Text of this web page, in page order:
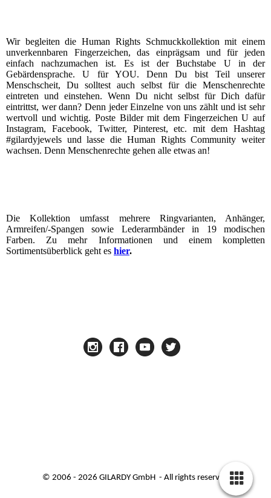
Wir begleiten die Human Rights Schmuckkollektion mit einem
unverkennbaren Fingerzeichen, das einprägsam und für jeden
einfach nachzumachen ist. Es ist der Buchstabe U in der
Gebärdensprache. U für YOU. Denn Du bist Teil unserer
Menschscheit, Du solltest auch selbst für die Menschenrechte
eintreten und einstehen. Wenn Du nicht selbst für Dich dafür
eintrittst, wer dann? Denn jeder Einzelne von uns zählt und ist sehr
wertvoll und wichtig. Poste Bilder mit dem Fingerzeichen U auf
Instagram, Facebook, Twitter, Pinterest, etc. mit dem Hashtag
#gilardyjewels und lasse die Human Rights Community weiter
wachsen. Denn Menschenrechte gehen alle etwas an!
Die Kollektion umfasst mehrere Ringvarianten, Anhänger,
Armreifen/-Spangen sowie Lederarmbänder in 19 modischen
Farben. Zu mehr Informationen und einem kompletten
Sortimentsüberblick geht es hier.
© 2006 - 2026 GILARDY GmbH - All rights reserved